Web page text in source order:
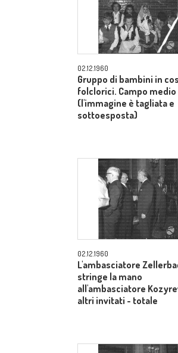
02.12.1960
Gruppo di bambini in
folclorici. Campo medio
(l'immagine è tagliata e
sottoesposta)
02.12.1960
L'ambasciatore
stringe la mano
all'ambasciatore
altri invitati - totale